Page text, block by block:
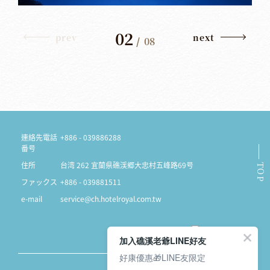
prev 02 /08 next
TOP
連絡先電話
番号
+886 - 039886288
住所
台湾 262 宜蘭県礁渓郷大忠村五峰路69号
ファックス +886 - 039881511
e-mail
service@ch.hotelroyal.com.tw
加入礁溪老爺LINE好友
好康優惠🎁LINE友限定